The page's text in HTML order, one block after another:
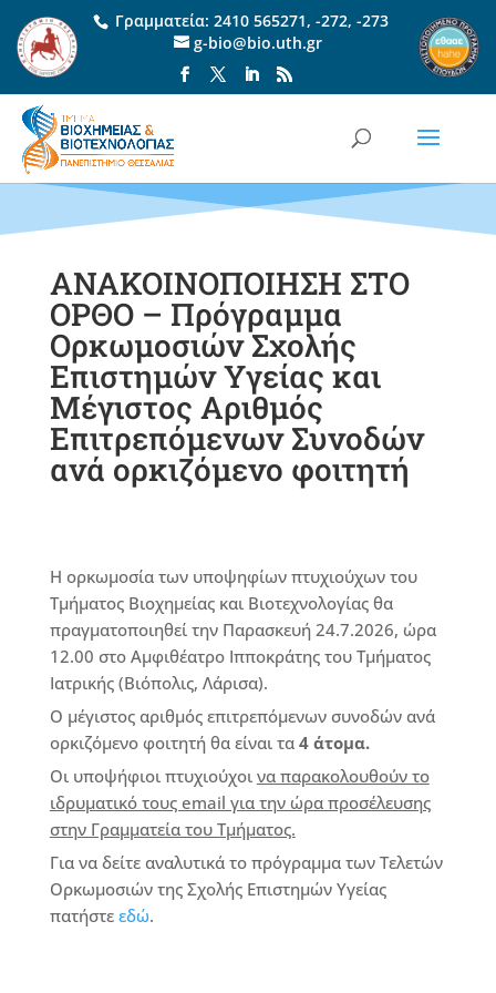
Γραμματεία: 2410 565271, -272, -273
g-bio@bio.uth.gr
ΑΝΑΚΟΙΝΟΠΟΙΗΣΗ ΣΤΟ
ΟΡΘΟ – Πρόγραμμα
Ορκωμοσιών Σχολής
Επιστημών Υγείας και
Μέγιστος Αριθμός
Επιτρεπόμενων Συνοδών
ανά ορκιζόμενο φοιτητή
Η ορκωμοσία των υποψηφίων πτυχιούχων του
Τμήματος Βιοχημείας και Βιοτεχνολογίας θα
πραγματοποιηθεί την Παρασκευή 24.7.2026, ώρα
12.00 στο Αμφιθέατρο Ιπποκράτης του Τμήματος
Ιατρικής (Βιόπολις, Λάρισα).
Ο μέγιστος αριθμός επιτρεπόμενων συνοδών ανά
ορκιζόμενο φοιτητή θα είναι τα 4 άτομα.
Οι υποψήφιοι πτυχιούχοι να παρακολουθούν το
ιδρυματικό τους email για την ώρα προσέλευσης
στην Γραμματεία του Τμήματος.
Για να δείτε αναλυτικά το πρόγραμμα των Τελετών
Ορκωμοσιών της Σχολής Επιστημών Υγείας
πατήστε εδώ.